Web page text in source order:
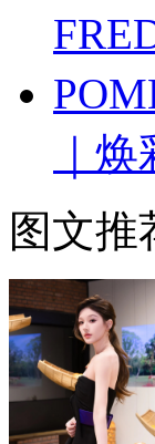
｜
图文推